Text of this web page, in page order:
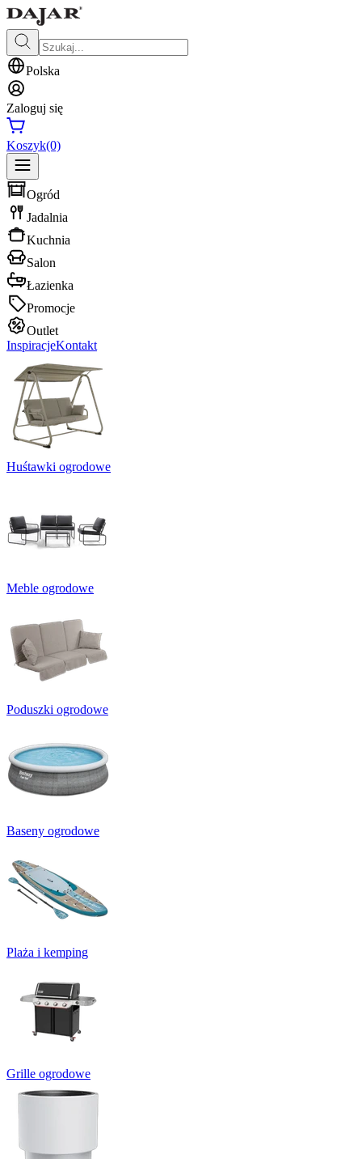
Polska
Zaloguj się
Koszyk(0)
Ogród
Jadalnia
Kuchnia
Salon
Łazienka
Promocje
Outlet
InspiracjeKontakt
Huśtawki ogrodowe
Meble ogrodowe
Poduszki ogrodowe
Baseny ogrodowe
Plaża i kemping
Grille ogrodowe